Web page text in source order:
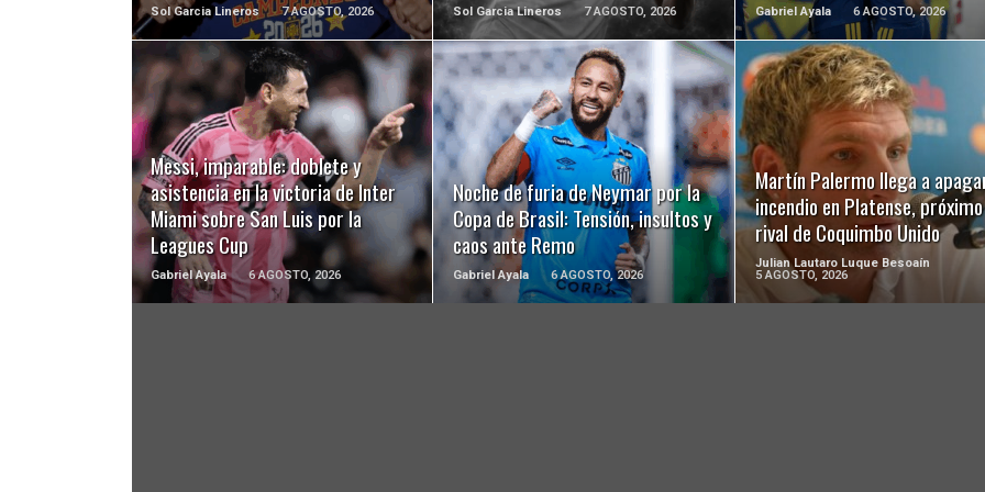
Sol Garcia Lineros 7 AGOSTO, 2026 Sol Garcia Lineros 7 AGOSTO, 2026 Gabriel Ayala 6 AGOSTO, 2026
Messi, imparable: doblete y
asistencia en la victoria de Inter
Miami sobre San Luis por la
Leagues Cup
Gabriel Ayala 6 AGOSTO, 2026
LEER MÁS
Noche de furia de Neymar por la
Copa de Brasil: Tensión, insultos y
caos ante Remo
Gabriel Ayala 6 AGOSTO, 2026
LEER MÁS
Martín Palermo llega a
incendio en Platense, próximo
rival de Coquimbo Unido
Julian Lautaro Luque Besoaín
5 AGOSTO, 2026
LEER MÁS